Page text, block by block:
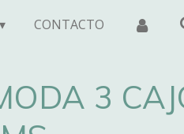
CONTACTO
3